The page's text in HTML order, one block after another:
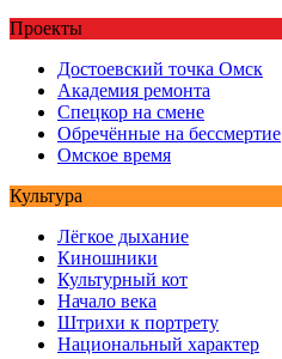
Проекты
Достоевский точка Омск
Академия ремонта
Спецкор на смене
Обречённые на бессмертие
Омское время
Культура
Лёгкое дыхание
Киношники
Культурный кот
Начало века
Штрихи к портрету
Национальный характер